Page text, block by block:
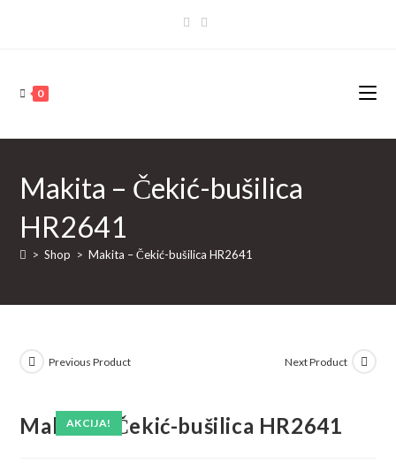
0
Makita – Čekić-bušilica
HR2641
> Shop > Makita – Čekić-bušilica HR2641
AKCIJA!
Previous Product Next Product
Makita – Čekić-bušilica HR2641